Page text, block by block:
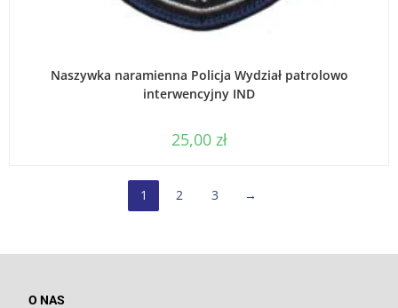
Naszywka naramienna Policja Wydział patrolowo
interwencyjny IND
25,00 zł
1 2 3 →
O NAS